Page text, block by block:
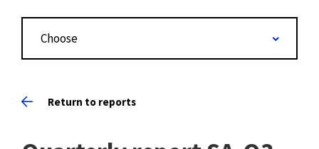
Choose
Return to reports